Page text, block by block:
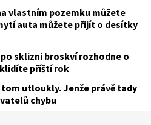
vlastním pozemku můžete
auta můžete přijít o desítky
sklizni broskví rozhodne o
příští rok
tom utloukly. Jenže právě tady
chybu